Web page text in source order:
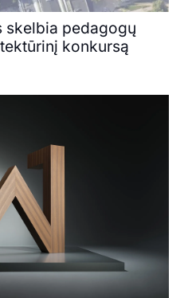
skelbia pedagogų
konkursą